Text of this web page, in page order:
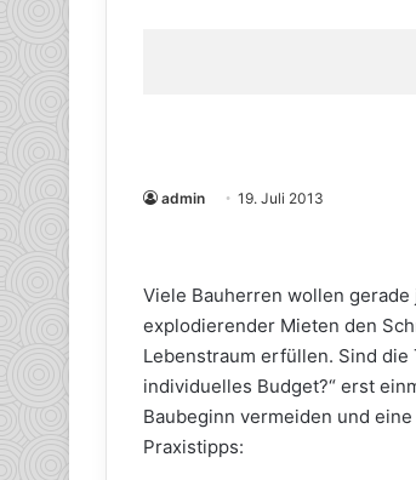
admin 19. Juli 2013
Viele Bauherren wollen
explodierender Mieten den
Lebenstraum erfüllen. Sind die
individuelles Budget?“ erst
Baubeginn vermeiden und
Praxistipps: